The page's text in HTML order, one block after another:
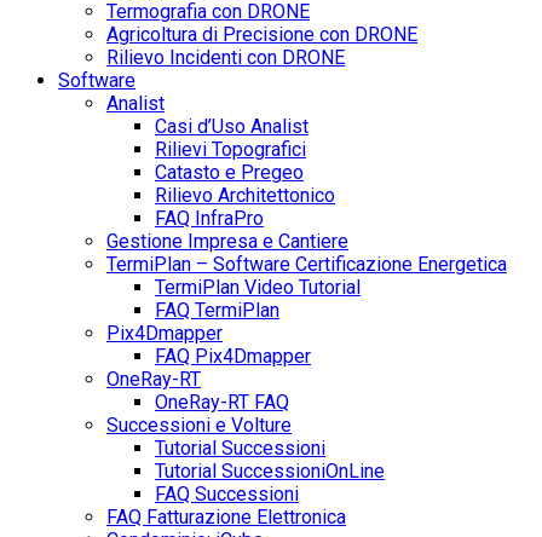
Termografia con DRONE
Agricoltura di Precisione con DRONE
Rilievo Incidenti con DRONE
Software
Analist
Casi d’Uso Analist
Rilievi Topografici
Catasto e Pregeo
Rilievo Architettonico
FAQ InfraPro
Gestione Impresa e Cantiere
TermiPlan – Software Certificazione Energetica
TermiPlan Video Tutorial
FAQ TermiPlan
Pix4Dmapper
FAQ Pix4Dmapper
OneRay-RT
OneRay-RT FAQ
Successioni e Volture
Tutorial Successioni
Tutorial SuccessioniOnLine
FAQ Successioni
FAQ Fatturazione Elettronica